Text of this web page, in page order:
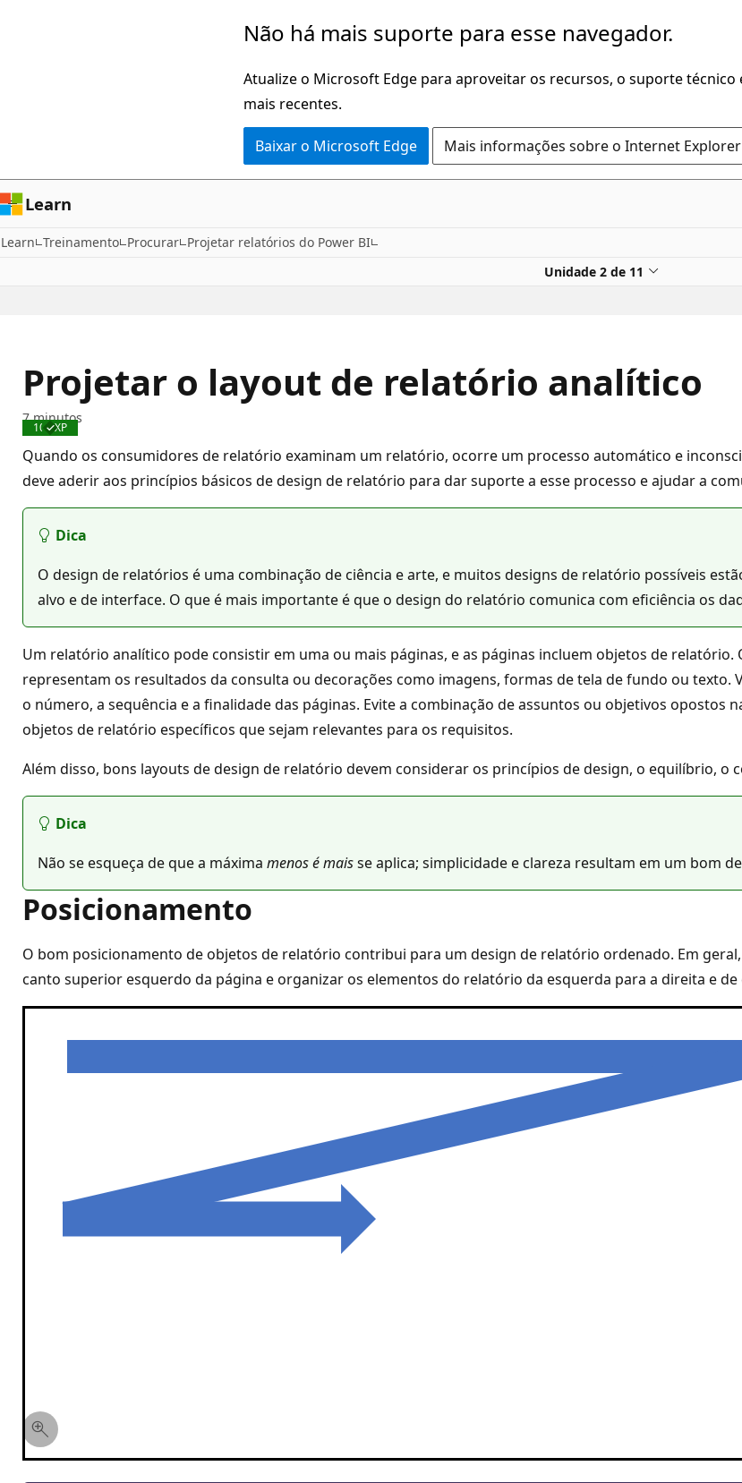
Não há mais suporte para esse navegador.
Atualize o Microsoft Edge para aproveitar os recursos, o suporte técnico
mais recentes.
Baixar o Microsoft Edge Mais informações sobre o Internet
Learn
Learn Treinamento Procurar Projetar relatórios do Power BI
Unidade 2 de 11
Projetar o layout de relatório analítico
Concluído
100 XP
7 minutos
Quando os consumidores de relatório examinam um relatório, ocorre um processo automático e
deve aderir aos princípios básicos de design de relatório para dar suporte a esse processo e ajudar a
Dica
O design de relatórios é uma combinação de ciência e arte, e muitos designs de relatório possíveis
alvo e de interface. O que é mais importante é que o design do relatório comunica com eficiência os
Um relatório analítico pode consistir em uma ou mais páginas, e as páginas incluem objetos de
representam os resultados da consulta ou decorações como imagens, formas de tela de fundo ou
o número, a sequência e a finalidade das páginas. Evite a combinação de assuntos ou objetivos opostos
objetos de relatório específicos que sejam relevantes para os requisitos.
Além disso, bons layouts de design de relatório devem considerar os princípios de design, o equilíbrio, o
Dica
Não se esqueça de que a máxima menos é maisse aplica; simplicidade e clareza resultam em um bom
Posicionamento
O bom posicionamento de objetos de relatório contribui para um design de relatório ordenado. Em
canto superior esquerdo da página e organizar os elementos do relatório da esquerda para a direita e de